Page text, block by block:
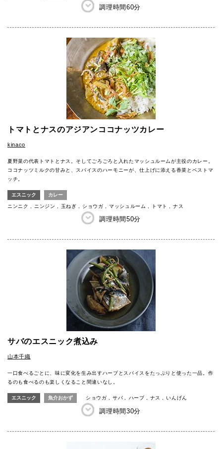
調理時間60分
トマトとナスのアジアンココナッツカレー
kinaco
夏野菜の代表トマトとナス。そしてごろごろと入れたマッシュルームが主役のカレー。
ココナッツミルクの甘みと、スパイスのハーモニーが、仕上げに添える香菜とベストマ
ッチ。
エスニック カレー
ニンニク ニンジン 玉ねぎ ショウガ マッシュルーム トマト ナス
調理時間50分
サバのエスニック煮込み
山本千織
一口食べるごとに、味に変化を生み出すハーブとスパイスをたっぷりと使った一品。作
るのも食べるのも楽しくなること間違いなし。
エスニック 魚介おかず ショウガ サバ ハーブ ナス いんげん
調理時間30分